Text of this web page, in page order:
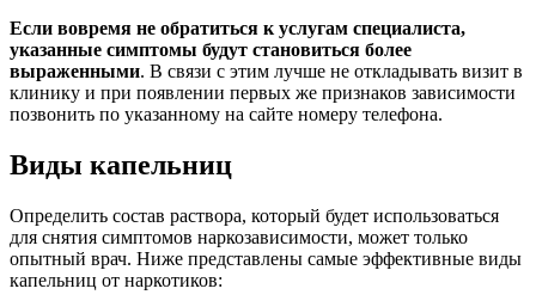
Если вовремя не обратиться к услугам специалиста,
указанные симптомы будут становиться более
выраженными. В связи с этим лучше не откладывать визит в
клинику и при появлении первых же признаков зависимости
позвонить по указанному на сайте номеру телефона.
Виды капельниц
Определить состав раствора, который будет использоваться
для снятия симптомов наркозависимости, может только
опытный врач. Ниже представлены самые эффективные виды
капельниц от наркотиков: